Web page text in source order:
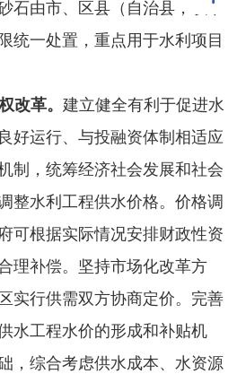
石由市、区县（自治县，以下
统一处置，重点用于水利项目
改革。 建立健全有利于促进水
好运行、与投融资体制相适应
制，统筹经济社会发展和社会
整水利工程供水价格。价格调
可根据实际情况安排财政性资
理补偿。坚持市场化改革方
实行供需双方协商定价。完善
水工程水价的形成和补贴机
，综合考虑供水成本、水资源